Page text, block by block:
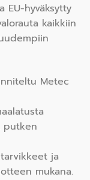
EU-hyväksytty
kaikkiin
Metec
putken
ja
mukana.